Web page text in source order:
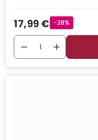
Verkaufspreis
17,99 € Rabattstempel
-28%